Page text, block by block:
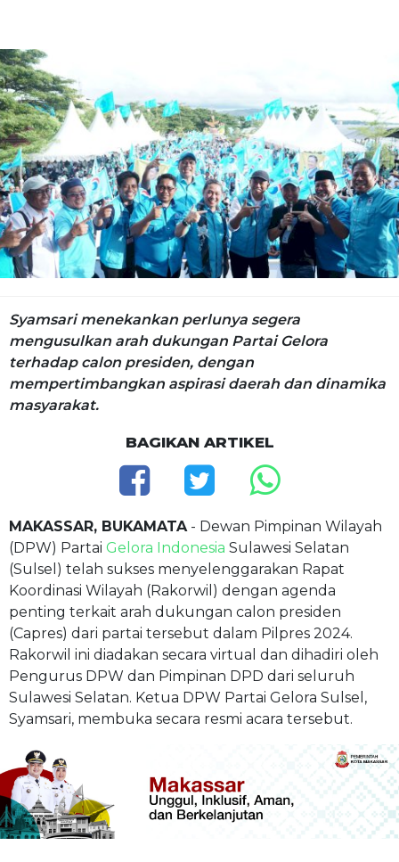
Syamsari menekankan perlunya segera
mengusulkan arah dukungan Partai Gelora
terhadap calon presiden, dengan
mempertimbangkan aspirasi daerah dan dinamika
masyarakat.
BAGIKAN ARTIKEL
MAKASSAR, BUKAMATA - Dewan Pimpinan Wilayah
(DPW) Partai Gelora Indonesia Sulawesi Selatan
(Sulsel) telah sukses menyelenggarakan Rapat
Koordinasi Wilayah (Rakorwil) dengan agenda
penting terkait arah dukungan calon presiden
(Capres) dari partai tersebut dalam Pilpres 2024.
Rakorwil ini diadakan secara virtual dan dihadiri oleh
Pengurus DPW dan Pimpinan DPD dari seluruh
Sulawesi Selatan. Ketua DPW Partai Gelora Sulsel,
Syamsari, membuka secara resmi acara tersebut.